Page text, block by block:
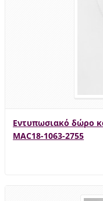
Εντυπωσιακό δώρο
MAC18-1063-2755